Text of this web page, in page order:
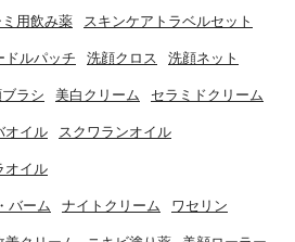
ミ用飲み薬 スキンケアトラベルセット
ドルパッチ 洗顔クロス 洗顔ネット
ラシ 美白クリーム セラミドクリーム
オイル スクワランオイル
オイル
バーム ナイトクリーム ワセリン